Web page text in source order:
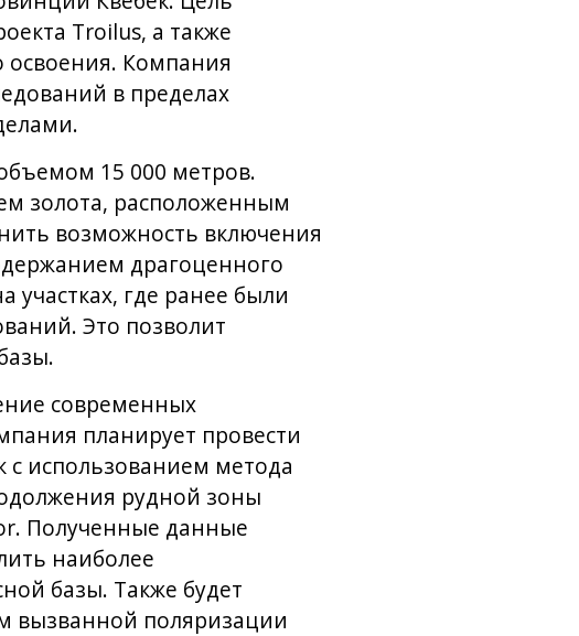
Troilus, а также
освоения. Компания
в пределах
15 000 метров.
золота, расположенным
возможность включения
драгоценного
участках, где ранее были
Это позволит
современных
планирует провести
с использованием метода
рудной зоны
Полученные данные
наиболее
базы. Также будет
вызванной поляризации